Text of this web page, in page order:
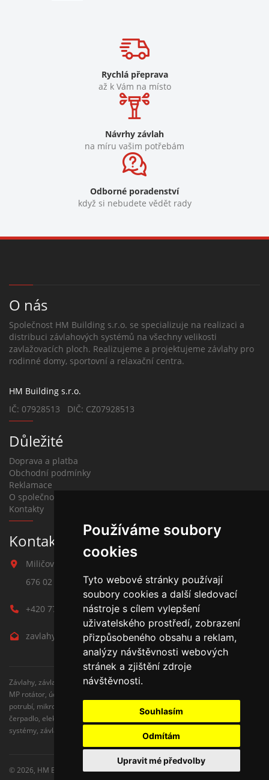
Používáme soubory
cookies
Tyto webové stránky používají
soubory cookies a další sledovací
nástroje s cílem vylepšení
uživatelského prostředí, zobrazení
přizpůsobeného obsahu a reklam,
analýzy návštěvnosti webových
stránek a zjištění zdroje
návštěvnosti.
Souhlasím
Odmítám
Upravit mé předvolby
Rychlá přeprava
až k Vám na místo
Návrhy závlah
na míru vašim potřebám
Odborné poradenství
když si nebudete vědět rady
O nás
Společnost HM Building s.r.o. se specializuje na realizaci a
distribuci závlahových systémů na všechny velikosti
zavlažovacích ploch. Realizujeme a projektujeme závlahy pro
rodinné domy, sportovní a relaxační centra.
HM Building s.r.o.
IČ: 07928513 DIČ: CZ07928513
Důležité
Doprava a platba
Obchodní podmínky
Reklamace
O společnosti
Kontakty
Kontakt na závlahy
Miličova 541
676 02 Moravské Budějovice
+420 777 780 938
zavlahy@hmbuilding.cz
Závlahy, závlahové systémy, AZS, postřikovače, trysky, kapenkova závlaha,
MP rotátor, úderove postřikovače, automatické zavlažovaní, kapkovací
potrubí, mikrozávlaha, zahradní hadice, zahradní sloupky, Hunter,
čerpadlo, elektromagnetické ventily, zavlažovaní trávníku, zavlažovací
systémy, závlaha svépomocí, rozvodné potrubí, čidlo srážek
© 2026, HM Building s.r.o.